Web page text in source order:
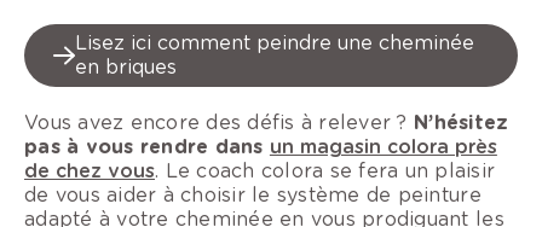
Lisez ici comment peindre une cheminée
en briques
Vous avez encore des défis à relever ? N’hésitez
pas à vous rendre dans un magasin colora près
de chez vous. Le coach colora se fera un plaisir
de vous aider à choisir le système de peinture
adapté à votre cheminée en vous prodiguant les